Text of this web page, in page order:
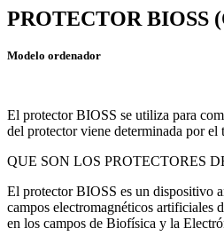
PROTECTOR BIOSS
Modelo ordenador
El protector BIOSS se utiliza para
del protector viene determinada por
QUE SON LOS PROTECTORES
El protector BIOSS es un dispositivo
campos electromagnéticos artificiales
en los campos de Biofísica y la